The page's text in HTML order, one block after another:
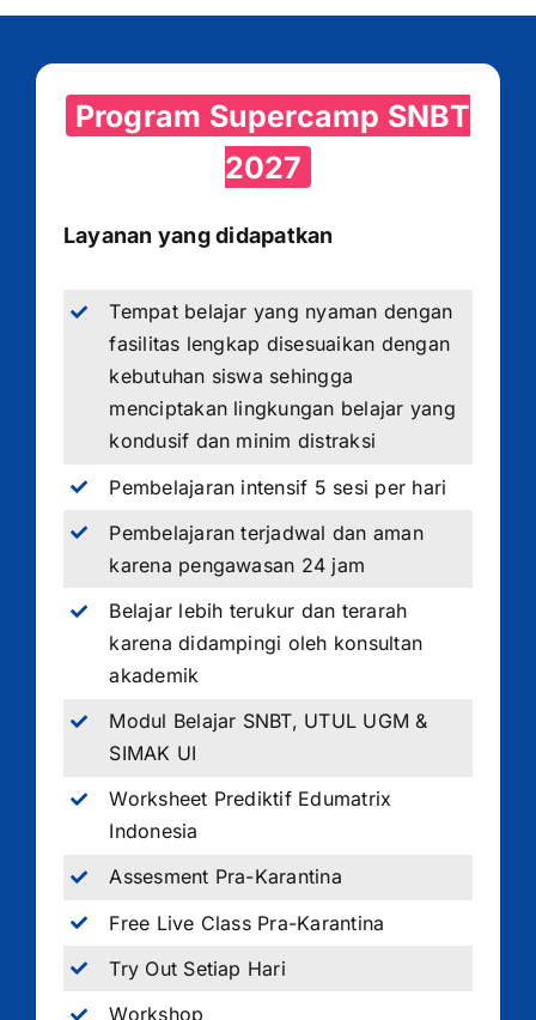
Program Supercamp SNBT
2027
Layanan yang didapatkan
Tempat belajar yang nyaman dengan
fasilitas lengkap disesuaikan dengan
kebutuhan siswa sehingga
menciptakan lingkungan belajar yang
kondusif dan minim distraksi
Pembelajaran intensif 5 sesi per hari
Pembelajaran terjadwal dan aman
karena pengawasan 24 jam
Belajar lebih terukur dan terarah
karena didampingi oleh konsultan
akademik
Modul Belajar SNBT, UTUL UGM &
SIMAK UI
Worksheet Prediktif Edumatrix
Indonesia
Assesment Pra-Karantina
Free Live Class Pra-Karantina
Try Out Setiap Hari
Workshop